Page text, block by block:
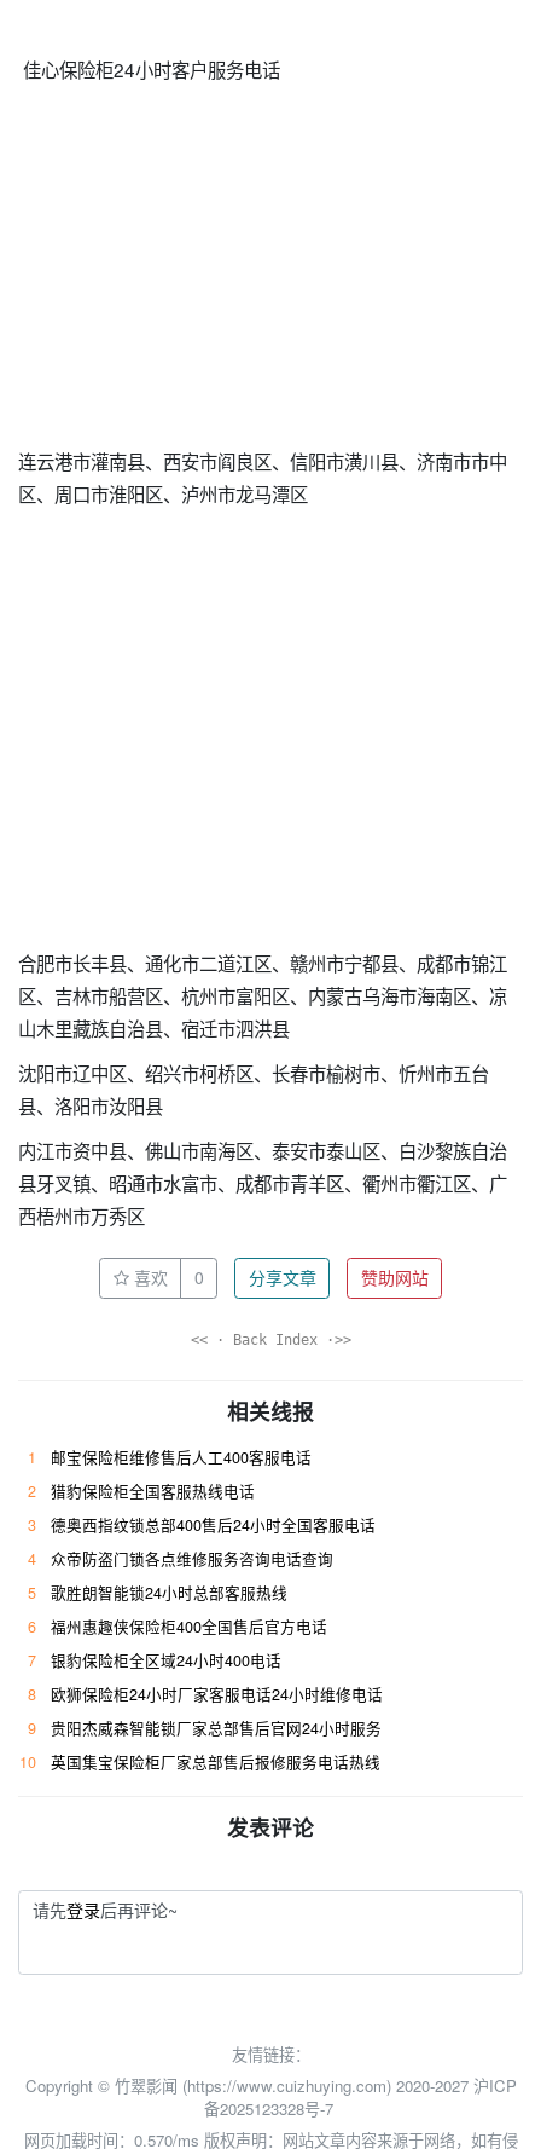
佳心保险柜24小时客户服务电话
连云港市灌南县、西安市阎良区、信阳市潢川县、济南市市中
区、周口市淮阳区、泸州市龙马潭区
合肥市长丰县、通化市二道江区、赣州市宁都县、成都市锦江
区、吉林市船营区、杭州市富阳区、内蒙古乌海市海南区、凉
山木里藏族自治县、宿迁市泗洪县
沈阳市辽中区、绍兴市柯桥区、长春市榆树市、忻州市五台
县、洛阳市汝阳县
内江市资中县、佛山市南海区、泰安市泰山区、白沙黎族自治
县牙叉镇、昭通市水富市、成都市青羊区、衢州市衢江区、广
西梧州市万秀区
喜欢 0 分享文章 赞助网站
<< · Back Index ·>>
相关线报
1
邮宝保险柜维修售后人工400客服电话
2
猎豹保险柜全国客服热线电话
3
德奥西指纹锁总部400售后24小时全国客服电话
4
众帝防盗门锁各点维修服务咨询电话查询
5
歌胜朗智能锁24小时总部客服热线
6
福州惠趣侠保险柜400全国售后官方电话
7
银豹保险柜全区域24小时400电话
8
欧狮保险柜24小时厂家客服电话24小时维修电话
9
贵阳杰威森智能锁厂家总部售后官网24小时服务
10
英国集宝保险柜厂家总部售后报修服务电话热线
发表评论
请先登录后再评论~
友情链接：
Copyright © 竹翠影闻 (https://www.cuizhuying.com) 2020-2027 沪ICP
备2025123328号-7
网页加载时间：0.570/ms 版权声明：网站文章内容来源于网络，如有侵